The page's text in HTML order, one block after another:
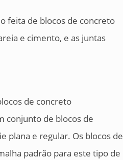
feita de blocos de concreto
e cimento, e as juntas
de concreto
conjunto de blocos de
plana e regular. Os blocos de
padrão para este tipo de